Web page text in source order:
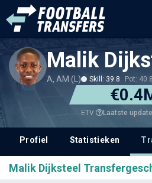
Malik
A, AM (L) Skill: 39.8 Pot: 40.8
ETV Laatste
Profiel Statistieken
Malik Dijksteel